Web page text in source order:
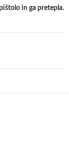
in ga pretepla.